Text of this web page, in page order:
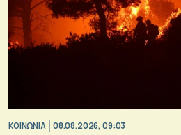
ΚΟΙΝΩΝΙΑ 08.08.2026, 09:03